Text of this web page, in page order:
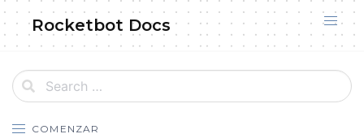
Skip
to
content
Rocketbot Docs
COMENZAR